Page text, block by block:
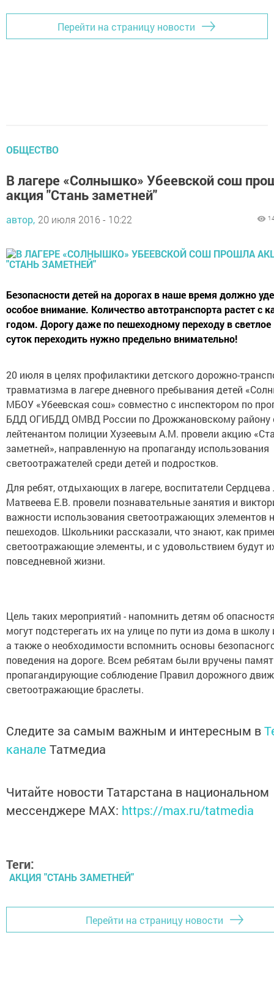
Перейти на страницу новости
ОБЩЕСТВО
В лагере «Солнышко» Убеевской сош
акция "Стань заметней"
автор, 20 июля 2016 - 10:22
Безопасности детей на дорогах в наше время должно
особое внимание. Количество автотранспорта растет с
годом. Дорогу даже по пешеходному переходу в
суток переходить нужно предельно внимательно!
20 июля в целях профилактики детского дорожно-
травматизма в лагере дневного пребывания детей
МБОУ «Убеевская сош» совместно с инспектором по
БДД ОГИБДД ОМВД России по Дрожжановскому району
лейтенантом полиции Хузеевым А.М. провели акцию
заметней», направленную на пропаганду использования
светоотражателей среди детей и подростков.
Для ребят, отдыхающих в лагере, воспитатели
Матвеева Е.В. провели познавательные занятия и
важности использования светоотражающих элементов
пешеходов. Школьники рассказали, что знают, как
светоотражающие элементы, и с удовольствием будут
повседневной жизни.
Цель таких мероприятий - напомнить детям об
могут подстерегать их на улице по пути из дома в школу
а также о необходимости вспомнить основы
поведения на дороге. Всем ребятам были вручены
пропагандирующие соблюдение Правил дорожного
светоотражающие браслеты.
Следите за самым важным и интересным в
канале Татмедиа
Читайте новости Татарстана в национальном
мессенджере MАХ: https://max.ru/tatmedia
Теги:
АКЦИЯ "СТАНЬ ЗАМЕТНЕЙ"
Перейти на страницу новости